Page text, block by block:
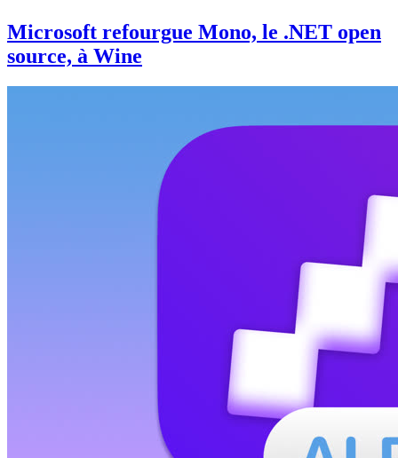
Microsoft refourgue Mono, le .NET open
source, à Wine